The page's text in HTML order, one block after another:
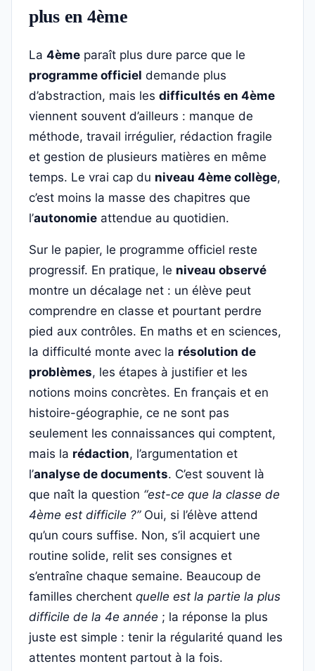
plus en 4ème
La 4ème paraît plus dure parce que le
programme officiel demande plus
d’abstraction, mais les difficultés en 4ème
viennent souvent d’ailleurs : manque de
méthode, travail irrégulier, rédaction fragile
et gestion de plusieurs matières en même
temps. Le vrai cap du niveau 4ème collège,
c’est moins la masse des chapitres que
l’autonomie attendue au quotidien.
Sur le papier, le programme officiel reste
progressif. En pratique, le niveau observé
montre un décalage net : un élève peut
comprendre en classe et pourtant perdre
pied aux contrôles. En maths et en sciences,
la difficulté monte avec la résolution de
problèmes, les étapes à justifier et les
notions moins concrètes. En français et en
histoire-géographie, ce ne sont pas
seulement les connaissances qui comptent,
mais la rédaction, l’argumentation et
l’analyse de documents. C’est souvent là
que naît la question “est-ce que la classe de
4ème est difficile ?”Oui, si l’élève attend
qu’un cours suffise. Non, s’il acquiert une
routine solide, relit ses consignes et
s’entraîne chaque semaine. Beaucoup de
familles cherchent quelle est la partie la plus
difficile de la 4e année ; la réponse la plus
juste est simple : tenir la régularité quand les
attentes montent partout à la fois.